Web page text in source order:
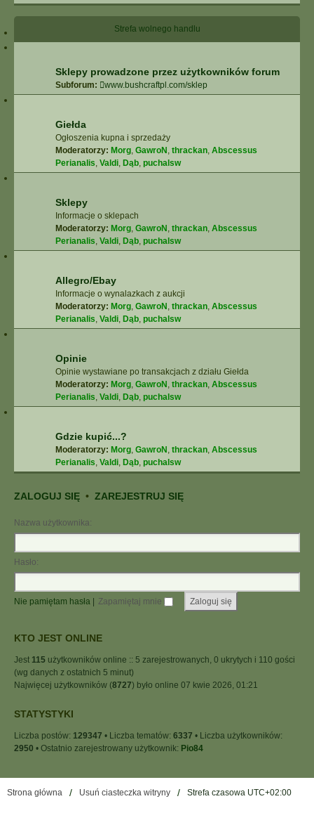
Strefa wolnego handlu
Sklepy prowadzone przez użytkowników forum
Subforum: www.bushcraftpl.com/sklep
Giełda
Ogłoszenia kupna i sprzedaży
Moderatorzy: Morg, GawroN , thrackan, Abscessus
Perianalis, Valdi, Dąb, puchalsw
Sklepy
Informacje o sklepach
Moderatorzy: Morg, GawroN , thrackan, Abscessus
Perianalis, Valdi, Dąb, puchalsw
Allegro/Ebay
Informacje o wynalazkach z aukcji
Moderatorzy: Morg, GawroN , thrackan, Abscessus
Perianalis, Valdi, Dąb, puchalsw
Opinie
Opinie wystawiane po transakcjach z działu Giełda
Moderatorzy: Morg, GawroN , thrackan, Abscessus
Perianalis, Valdi, Dąb, puchalsw
Gdzie kupić...?
Moderatorzy: Morg, GawroN , thrackan, Abscessus
Perianalis, Valdi, Dąb, puchalsw
ZALOGUJ SIĘ • ZAREJESTRUJ SIĘ
Nazwa użytkownika:
Hasło:
Nie pamiętam hasła Zapamiętaj mnie
KTO JEST ONLINE
Jest 115 użytkowników online :: 5 zarejestrowanych, 0 ukrytych i 110 gości
(wg danych z ostatnich 5 minut)
Najwięcej użytkowników (8727) było online 07 kwie 2026, 01:21
STATYSTYKI
Liczba postów: 129347 • Liczba tematów: 6337 • Liczba użytkowników:
2950 • Ostatnio zarejestrowany użytkownik: Pio84
Strona główna Usuń ciasteczka witryny Strefa czasowa UTC+02:00